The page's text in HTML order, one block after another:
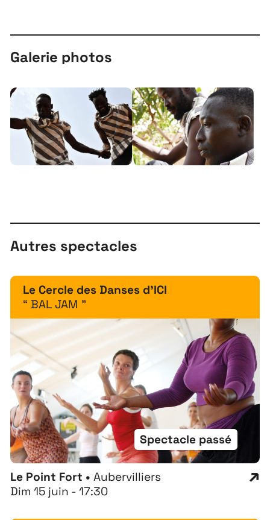
À propos
Projets
Contact
Galerie photos
Autres spectacles
Le Point Fort •Aubervilliers
Dim 15 juin - 17:30
Spectacle passé
Le Cercle des Danses d'ICI
“ BAL JAM ”